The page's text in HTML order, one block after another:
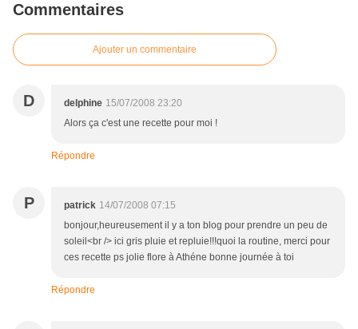
Commentaires
Ajouter un commentaire
D delphine 15/07/2008 23:20
Alors ça c'est une recette pour moi !
Répondre
P patrick 14/07/2008 07:15
bonjour,heureusement il y a ton blog pour prendre un peu de
soleil<br /> ici gris pluie et repluie!!!quoi la routine, merci pour
ces recette ps jolie flore à Athéne bonne journée à toi
Répondre